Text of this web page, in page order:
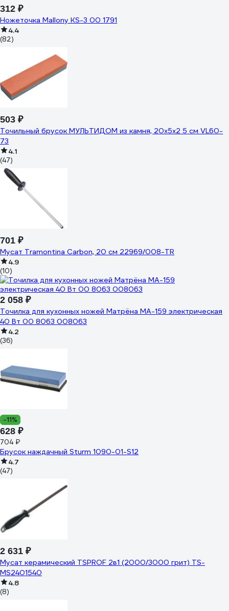
312 ₽
Ножеточка Mallony KS-3 00 1791
4.4
(82)
503 ₽
Точильный брусок МУЛЬТИДОМ из камня, 20х5х2 5 см VL60-
73
4.1
(47)
701 ₽
Мусат Tramontina Carbon, 20 см 22969/008-TR
4.9
(10)
2 058 ₽
Точилка для кухонных ножей Матрёна MA-159 электрическая
40 Вт 00 8063 008063
4.2
(36)
-11%
628 ₽
704 ₽
Брусок наждачный Sturm 1090-01-S12
4.7
(47)
2 631 ₽
Мусат керамический TSPROF 2в1 (2000/3000 грит) TS-
MS2401540
4.8
(8)